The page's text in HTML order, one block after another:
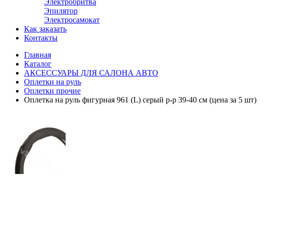
Электробритва
Эпилятор
Электросамокат
Как заказать
Контакты
Главная
Каталог
АКСЕССУАРЫ ДЛЯ САЛОНА АВТО
Оплетки на руль
Оплетки прочиe
Оплетка на руль фигурная 961 (L) cерый р-р 39-40 см (цена за 5 шт)